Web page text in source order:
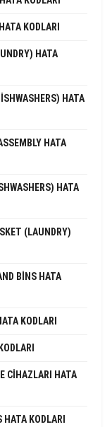
KODLARI
HATA
HATA
HATA
HATA
(LAUNDRY)
BINS HATA
KODLARI
CIHAZLARI HATA
KODLARI